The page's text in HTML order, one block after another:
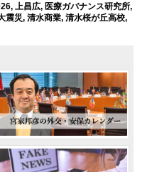
, 上昌広, 医療ガバナンス研究所,
震災,清水商業,清水桜が丘高校,